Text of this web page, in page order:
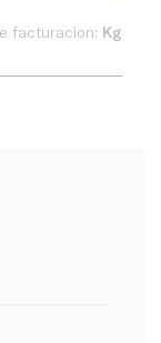
facturacion: Kg